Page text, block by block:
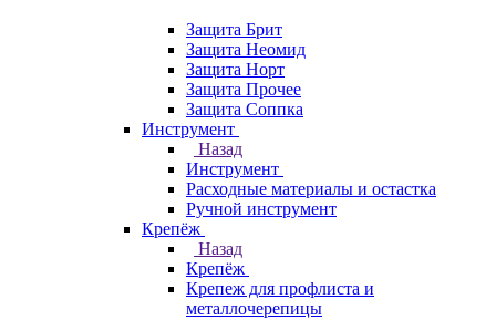
Защита Брит
Защита Неомид
Защита Норт
Защита Прочее
Защита Соппка
Инструмент
Назад
Инструмент
Расходные материалы и остастка
Ручной инструмент
Крепёж
Назад
Крепёж
Крепеж для профлиста и
металлочерепицы